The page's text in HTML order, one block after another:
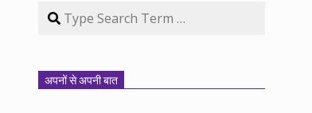
Search
अपनों से अपनी बात